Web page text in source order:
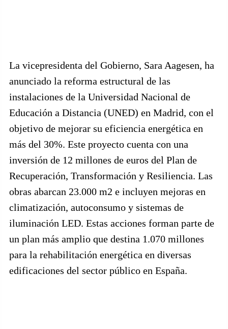
La vicepresidenta del Gobierno, Sara Aagesen, ha
anunciado la reforma estructural de las
instalaciones de la Universidad Nacional de
Educación a Distancia (UNED) en Madrid, con el
objetivo de mejorar su eficiencia energética en
más del 30%. Este proyecto cuenta con una
inversión de 12 millones de euros del Plan de
Recuperación, Transformación y Resiliencia. Las
obras abarcan 23.000 m2 e incluyen mejoras en
climatización, autoconsumo y sistemas de
iluminación LED. Estas acciones forman parte de
un plan más amplio que destina 1.070 millones
para la rehabilitación energética en diversas
edificaciones del sector público en España.